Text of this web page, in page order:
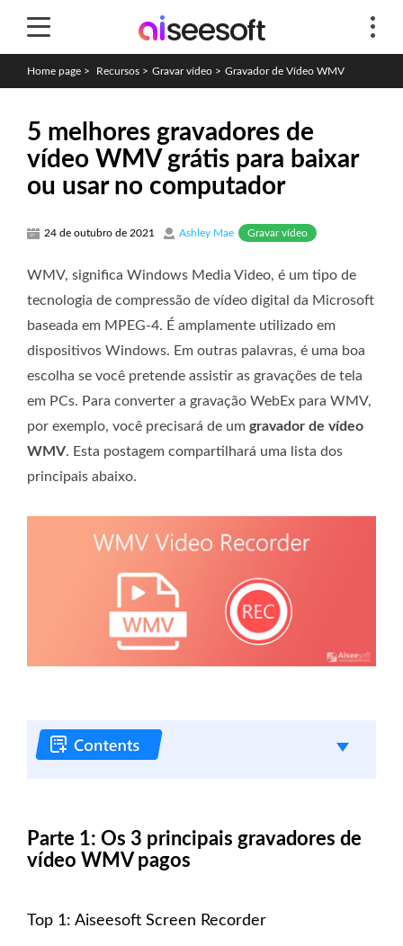
Home page > Recursos > Gravar vídeo > Gravador de Vídeo WMV
5 melhores gravadores de
vídeo WMV grátis para baixar
ou usar no computador
24 de outubro de 2021 Ashley Mae Gravar vídeo
WMV, significa Windows Media Video, é um tipo de
tecnologia de compressão de vídeo digital da Microsoft
baseada em MPEG-4. É amplamente utilizado em
dispositivos Windows. Em outras palavras, é uma boa
escolha se você pretende assistir as gravações de tela
em PCs. Para converter a gravação WebEx para WMV,
por exemplo, você precisará de um gravador de vídeo
WMV. Esta postagem compartilhará uma lista dos
principais abaixo.
Parte 1: Os 3 principais gravadores de
vídeo WMV pagos
Top 1: Aiseesoft Screen Recorder